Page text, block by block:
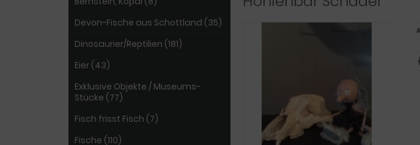
Devon-Fische aus Schottland (35)
Dinosaurier/Reptilien (181)
Eier (43)
Exklusive Objekte / Museums-
Stücke (77)
Fisch frisst Fisch (7)
Fische (110)